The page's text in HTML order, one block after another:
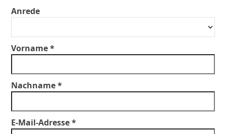
Anrede
Vorname *
Nachname *
E-Mail-Adresse *